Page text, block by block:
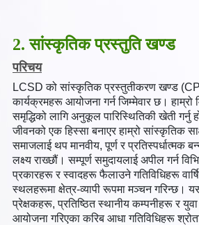
2. सांस्कृतिक प्रस्तुति खण्ड
परिचय
LCSD को सांस्कृतिक प्रस्तुतीकरण खण्ड
कार्यक्रमहरू आयोजना गर्न जिम्मेवार छ।
समृद्धिको लागि अनुकूल पारिस्थितिकी खेती गर्नु
जीवनको एक हिस्सा बनाएर हाम्रो सांस्कृतिक
समाजलाई थप मानवीय, पूर्ण र प्रतिस्पर्धात्मक
लक्ष्य राख्छौं। सम्पूर्ण समुदायलाई अपील गर्न
प्रकारहरू र स्वादहरू फैलाउने गतिविधिहरू
स्थलहरूमा क्षेत्र-व्यापी रूपमा मञ्चन गरिन्छ।
प्रेक्षकहरू, प्रतिष्ठित स्थानीय कम्पनीहरू र
आयोजना गरिएका करिब आधा गतिविधिहरू